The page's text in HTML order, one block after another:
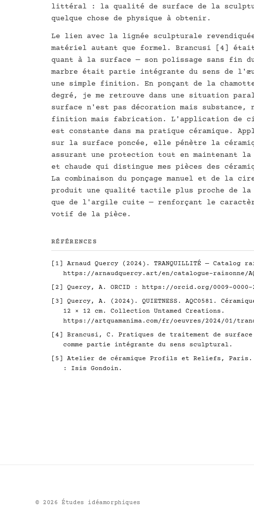
littéral : la qualité de surface de la
quelque chose de physique à obtenir.
Le lien avec la lignée sculpturale
matériel autant que formel. Brancusi [4] était
quant à la surface — son polissage sans fin
marbre était partie intégrante du sens de
une simple finition. En ponçant de la
degré, je me retrouve dans une situation
surface n'est pas décoration mais substance,
finition mais fabrication. L'application de
est constante dans ma pratique céramique.
sur la surface poncée, elle pénètre la
assurant une protection tout en maintenant la
et chaude qui distingue mes pièces des
La combinaison du ponçage manuel et de la
produit une qualité tactile plus proche de
que de l'argile cuite — renforçant le
votif de la pièce.
RÉFÉRENCES
[1] Arnaud Quercy (2024). TRANQUILLITÉ — Catalog
https://arnaudquercy.art/en/catalogue-raisonne/
[2] Quercy, A. ORCID : https://orcid.org/0009-0000-
[3] Quercy, A. (2024). QUIETNESS. AQC0581.
12 × 12 cm. Collection Untamed Creations.
https://artquamanima.com/fr/oeuvres/2024/01/
[4] Brancusi, C. Pratiques de traitement de
comme partie intégrante du sens sculptural.
[5] Atelier de céramique Profils et Reliefs, Paris.
: Isis Gondoin.
© 2026 Études idéamorphiques